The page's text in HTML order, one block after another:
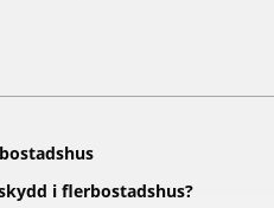
i flerbostadshus?